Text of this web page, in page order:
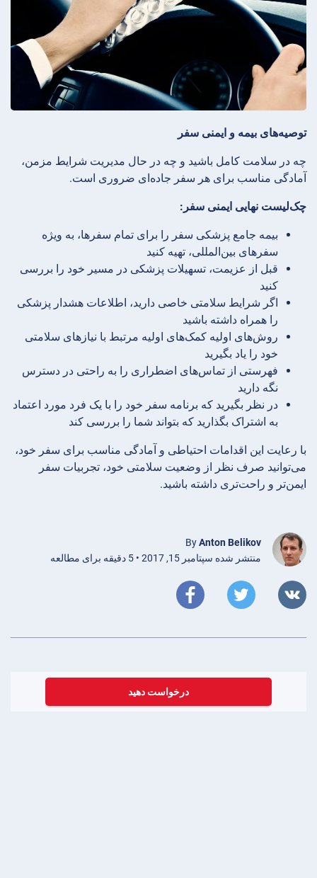
توصیه‌های بیمه و ایمنی سفر
چه در سلامت کامل باشید و چه در حال مدیریت شرایط مزمن،
آمادگی مناسب برای هر سفر جاده‌ای ضروری است.
چک‌لیست نهایی ایمنی سفر:
بیمه جامع پزشکی سفر را برای تمام سفرها، به ویژه
سفرهای بین‌المللی، تهیه کنید
قبل از عزیمت، تسهیلات پزشکی در مسیر خود را بررسی
کنید
اگر شرایط سلامتی خاصی دارید، اطلاعات هشدار پزشکی
را همراه داشته باشید
روش‌های اولیه کمک‌های اولیه مرتبط با نیازهای سلامتی
خود را یاد بگیرید
فهرستی از تماس‌های اضطراری را به راحتی در دسترس
نگه دارید
در نظر بگیرید که برنامه سفر خود را با یک فرد مورد اعتماد
به اشتراک بگذارید که بتواند شما را بررسی کند
با رعایت این اقدامات احتیاطی و آمادگی مناسب برای سفر خود،
می‌توانید صرف نظر از وضعیت سلامتی خود، تجربیات سفر
ایمن‌تر و راحت‌تری داشته باشید.
ByAnton Belikov
منتشر شده سپتامبر 15, 2017 • 5 دقیقه برای مطالعه
درخواست دهید